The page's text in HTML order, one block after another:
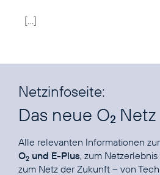
[…]
Netzinfoseite:
Das neue O2 Netz
Alle relevanten Informationen zur
O2 und E-Plus, zum
zum Netz der Zukunft – von